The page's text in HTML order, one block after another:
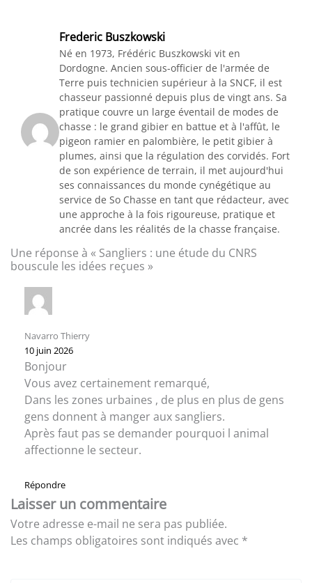
Frederic Buszkowski
Né en 1973, Frédéric Buszkowski vit en
Dordogne. Ancien sous-officier de l'armée de
Terre puis technicien supérieur à la SNCF, il est
chasseur passionné depuis plus de vingt ans. Sa
pratique couvre un large éventail de modes de
chasse : le grand gibier en battue et à l'affût, le
pigeon ramier en palombière, le petit gibier à
plumes, ainsi que la régulation des corvidés. Fort
de son expérience de terrain, il met aujourd'hui
ses connaissances du monde cynégétique au
service de So Chasse en tant que rédacteur, avec
une approche à la fois rigoureuse, pratique et
ancrée dans les réalités de la chasse française.
Une réponse à « Sangliers : une étude du CNRS
bouscule les idées reçues »
Navarro Thierry
10 juin 2026
Bonjour
Vous avez certainement remarqué,
Dans les zones urbaines , de plus en plus de gens
gens donnent à manger aux sangliers.
Après faut pas se demander pourquoi l animal
affectionne le secteur.
Répondre
Laisser un commentaire
Votre adresse e-mail ne sera pas publiée.
Les champs obligatoires sont indiqués avec *